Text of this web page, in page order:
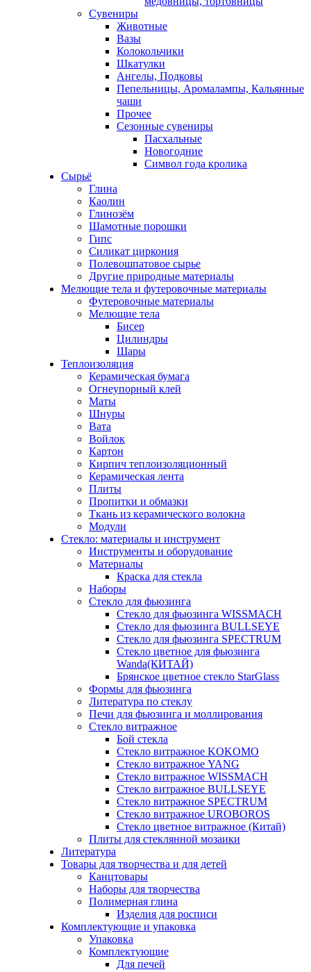
Сувениры
Животные
Вазы
Колокольчики
Шкатулки
Ангелы, Подковы
Пепельницы, Аромалампы, Кальянные
чаши
Прочее
Сезонные сувениры
Пасхальные
Новогодние
Символ года кролика
Сырьё
Глина
Каолин
Глинозём
Шамотные порошки
Гипс
Силикат циркония
Полевошпатовое сырье
Другие природные материалы
Мелющие тела и футеровочные материалы
Футеровочные материалы
Мелющие тела
Бисер
Цилиндры
Шары
Теплоизоляция
Керамическая бумага
Огнеупорный клей
Маты
Шнуры
Вата
Войлок
Картон
Кирпич теплоизоляционный
Керамическая лента
Плиты
Пропитки и обмазки
Ткань из керамического волокна
Модули
Стекло: материалы и инструмент
Инструменты и оборудование
Материалы
Краска для стекла
Наборы
Стекло для фьюзинга
Стекло для фьюзинга WISSMACH
Стекло для фьюзинга BULLSEYE
Стекло для фьюзинга SPECTRUM
Стекло цветное для фьюзинга
Wanda(КИТАЙ)
Брянское цветное стекло StarGlass
Формы для фьюзинга
Литература по стеклу
Печи для фьюзинга и моллирования
Стекло витражное
Бой стекла
Стекло витражное KOKOMO
Стекло витражное YANG
Стекло витражное WISSMACH
Стекло витражное BULLSEYE
Стекло витражное SPECTRUM
Стекло витражное UROBOROS
Стекло цветное витражное (Китай)
Плиты для стеклянной мозаики
Литература
Товары для творчества и для детей
Канцтовары
Наборы для творчества
Полимерная глина
Изделия для росписи
Комплектующие и упаковка
Упаковка
Комплектующие
Для печей